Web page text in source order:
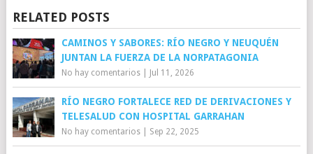
RELATED POSTS
CAMINOS Y SABORES: RÍO NEGRO Y NEUQUÉN
JUNTAN LA FUERZA DE LA NORPATAGONIA
No hay comentarios| Jul 11, 2026
RÍO NEGRO FORTALECE RED DE DERIVACIONES Y
TELESALUD CON HOSPITAL GARRAHAN
No hay comentarios| Sep 22, 2025